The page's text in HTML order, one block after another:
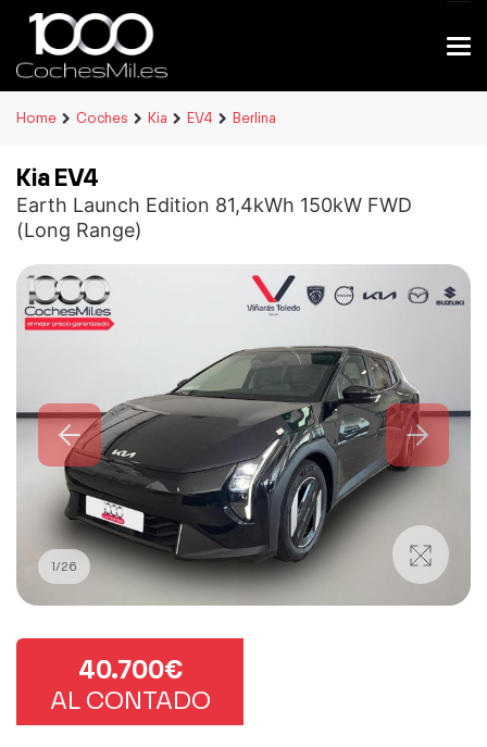
Home Coches Kia EV4 Berlina
Kia EV4
Earth Launch Edition 81,4kWh 150kW FWD
(Long Range)
1/26
40.700€
AL CONTADO